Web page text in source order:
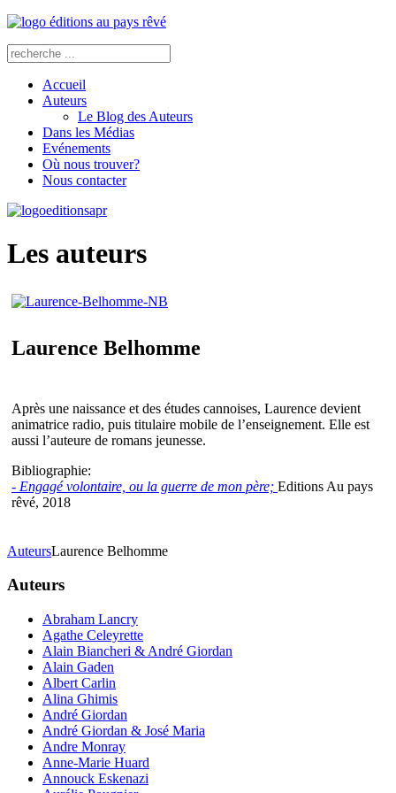
Accueil
Auteurs
Le Blog des Auteurs
Dans les Médias
Evénements
Où nous trouver?
Nous contacter
Les auteurs
Laurence Belhomme
Après une naissance et des études cannoises, Laurence devient
animatrice radio, puis titulaire mobile de l’enseignement. Elle est
aussi l’auteure de romans jeunesse.
Bibliographie:
- Engagé volontaire, ou la guerre de mon père; Editions Au pays
rêvé, 2018
AuteursLaurence Belhomme
Auteurs
Abraham Lancry
Agathe Celeyrette
Alain Biancheri & André Giordan
Alain Gaden
Albert Carlin
Alina Ghimis
André Giordan
André Giordan & José Maria
Andre Monray
Anne-Marie Huard
Annouck Eskenazi